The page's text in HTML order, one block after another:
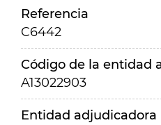
Referencia
C6442
Código de la entidad
A13022903
Entidad adjudicadora